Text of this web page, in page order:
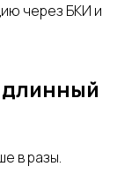
через БКИ и
в разы.